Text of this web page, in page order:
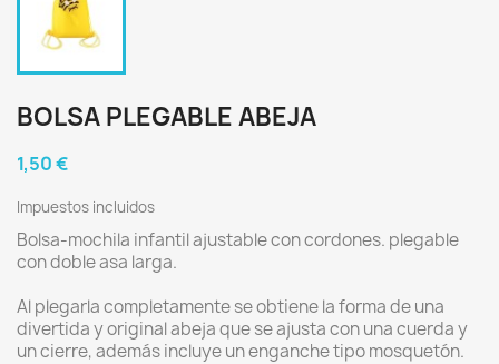
BOLSA PLEGABLE ABEJA
1,50 €
Impuestos incluidos
Bolsa-mochila infantil ajustable con cordones. plegable
con doble asa larga.
Al plegarla completamente se obtiene la forma de una
divertida y original abeja que se ajusta con una cuerda y
un cierre, además incluye un enganche tipo mosquetón.